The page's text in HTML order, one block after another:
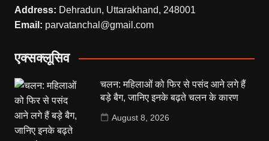
Address: Dehradun, Uttarakhand, 248001
Email: parvatanchal@gmail.com
एक्सक्लूसिव
चलन: महिलाओं को फिर से पसंद आने लगे हैं
बड़े बैग, जानिए इनके बढ़ते चलन के कारण
August 8, 2026